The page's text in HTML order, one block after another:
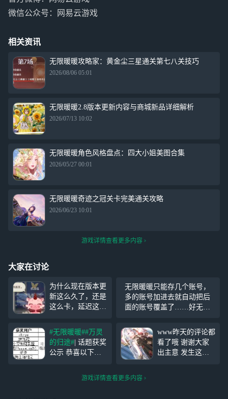
微信公众号：网易云游戏
相关资讯
无限暖暖攻略家：黄金尘三星通关第七八关技巧
2026/08/06 05:01
无限暖暖2.8版本更新内容与商城新品详细解析
2026/07/13 10:02
无限暖暖角色风格盘点：四大小姐美图合集
2026/05/27 00:01
无限暖暖奇迹之冠关卡完美通关攻略
2026/06/23 10:01
游戏详情查看更多内容
大家在讨论
为什么现在版本更
新这么久了，还是
这么卡，延迟这么
的一批，之前画质
还能开极致的现在
只能调到精致……
受不了了
无限暖暖只能存几个账号，
多的账号加进去就自动把后
面的账号覆盖了……好无语
嫌弃你 都不能多留10个账号
位吗
#无限暖暖##万灵
的归途# | 话题获奖
公示 恭喜以下幸
活动中，获得
云云送上的特别奖
www昨天的评论都
看了哦 谢谢大家
出主意 发生这种
游戏详情查看更多内容